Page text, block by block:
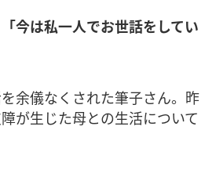
今は私一人でお世話をしてい
余儀なくされた筆子さん。昨
が生じた母との生活について